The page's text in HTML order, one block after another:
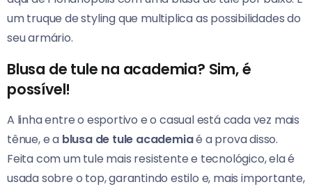
um truque de styling que multiplica as possibilidades do
seu armário.
Blusa de tule na academia? Sim, é
possível!
A linha entre o esportivo e o casual está cada vez mais
tênue, e a blusa de tule academiaé a prova disso.
Feita com um tule mais resistente e tecnológico, ela é
usada sobre o top, garantindo estilo e, mais importante,